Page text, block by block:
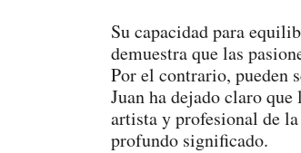
Su capacidad para
demuestra que las
Por el contrario, pueden
Juan ha dejado claro
artista y profesional de
profundo significado.